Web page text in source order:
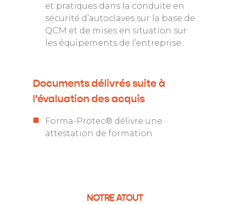
et pratiques dans la conduite en
sécurité d’autoclaves sur la base de
QCM et de mises en situation sur
les équipements de l’entreprise.
Documents délivrés suite à
l'évaluation des acquis
Forma-Protec® délivre une
attestation de formation
NOTRE ATOUT